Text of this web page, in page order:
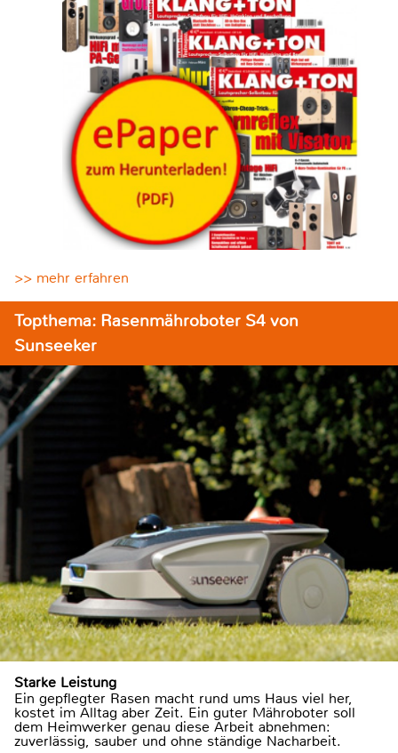
>> mehr erfahren
Topthema: Rasenmähroboter S4 von
Sunseeker
Starke Leistung
Ein gepflegter Rasen macht rund ums Haus viel her,
kostet im Alltag aber Zeit. Ein guter Mähroboter soll
dem Heimwerker genau diese Arbeit abnehmen:
zuverlässig, sauber und ohne ständige Nacharbeit.